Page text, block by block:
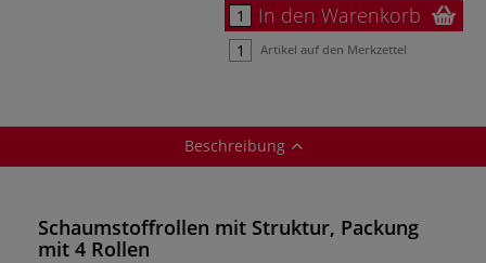
In den Warenkorb
Artikel auf den Merkzettel
Beschreibung
Schaumstoffrollen mit Struktur, Packung
mit 4 Rollen